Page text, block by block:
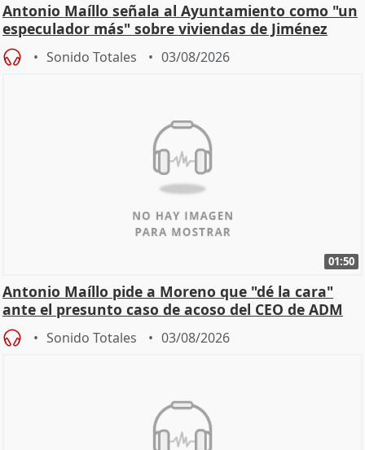
Antonio Maíllo señala al Ayuntamiento como "un
especulador más" sobre viviendas de Jiménez
Becerril
Sonido Totales 03/08/2026
01:50
Antonio Maíllo pide a Moreno que "dé la cara"
ante el presunto caso de acoso del CEO de ADM
Sonido Totales 03/08/2026